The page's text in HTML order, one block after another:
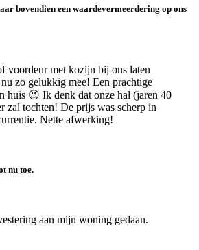
bovendien een waardevermeerdering op ons
voordeur met kozijn bij ons laten
zo gelukkig mee! Een prachtige
huis 😉 Ik denk dat onze hal (jaren 40
zal tochten! De prijs was scherp in
Nette afwerking!
nu toe.
aan mijn woning gedaan.